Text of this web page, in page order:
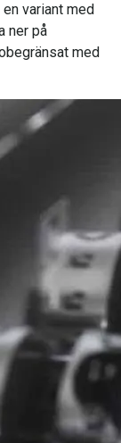
variant med
ner på
med